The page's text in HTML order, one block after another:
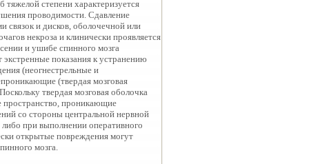
степени характеризуется
проводимости. Сдавление
связок и дисков, оболочечной или
некроза и клинически проявляется
и ушибе спинного мозга
экстренные показания к устранению
(неогнестрельные и
(твердая мозговая
твердая мозговая оболочка
проникающие
со стороны центральной нервной
при выполнении оперативного
открытые повреждения могут
мозга.